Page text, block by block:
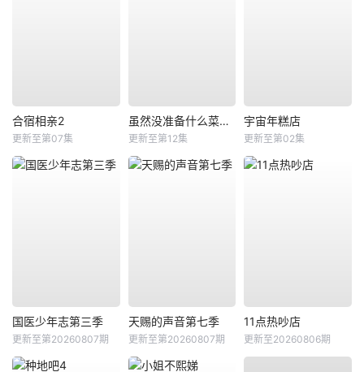
合宿相亲2
更新至第07集
虽然没准备什么菜第四季
更新至第12集
宇宙年糕店
更新至第02集
国医少年志第三季
更新至第20260807期
天赐的声音第七季
更新至第20260807期
11点热吵店
更新至20260806期